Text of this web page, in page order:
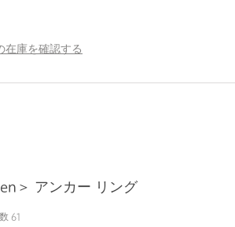
在庫を確認する
＞ アンカー リング
61